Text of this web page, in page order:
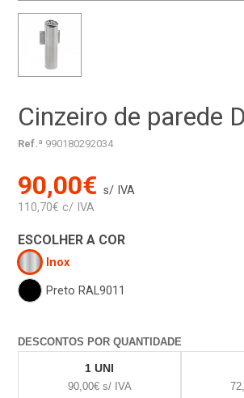
Cinzeiro de parede
Ref.ª 990180292034
90,00€ s/ IVA
110,70€ c/ IVA
ESCOLHER A COR
Inox
Preto RAL9011
DESCONTOS POR QUANTIDADE
1 UNI
90,00€ s/ IVA